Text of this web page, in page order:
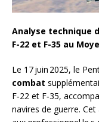
Analyse technique
F-22 et F-35 au
Le 17 juin 2025, le
combat
F‑22 et F‑35,
navires de guerre.